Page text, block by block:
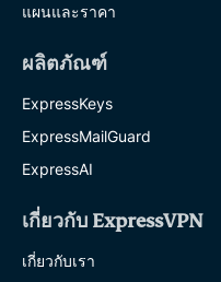
แผนและราคา
ผลิตภัณฑ์
ExpressKeys
ExpressMailGuard
ExpressAI
เกี่ยวกับ ExpressVPN
เกี่ยวกับเรา